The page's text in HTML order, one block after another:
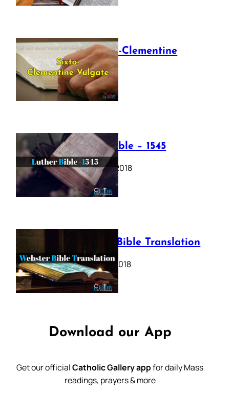
The Sixto-Clementine
Vulgate
July 12, 2025
Luther Bible – 1545
October 17, 2018
Webster Bible Translation
October 11, 2018
Download our App
Get our officialCatholic Gallery appfor daily Mass
readings, prayers & more